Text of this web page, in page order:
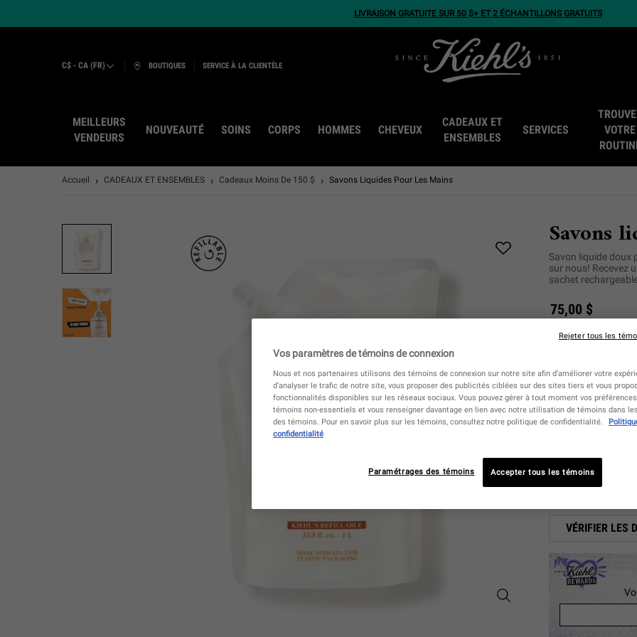
LIVRAISON GRATUITE SUR 50 $+ ET 2 ÉCHANTILLONS GRATUITS
C$ - CA (FR) BOUTIQUES SERVICE À LA CLIENTÈLE
MEILLEURS
VENDEURS
NOUVEAUTÉ SOINS CORPS HOMMES CHEVEUX
CADEAUX ET
ENSEMBLES
SERVICES
VOTRE
Accueil CADEAUX ET ENSEMBLES Cadeaux Moins De 150 $ Savons Liquides Pour Les Mains
Savons
Savon liquide doux
sur nous! Recevez
sachet
75,00 $
Savons liquides pour les mains -
Selected
Grapefruit
, 1 of 1
200
,
Quantité
VÉRIFIER LES
Vos paramètres de témoins de connexion
Nous et nos partenaires utilisons des témoins de connexion sur notre site afin d’améliorer votre
d’analyser le trafic de notre site, vous proposer des publicités ciblées sur des sites tiers et vous
fonctionnalités disponibles sur les réseaux sociaux. Vous pouvez gérer à tout moment vos
témoins non-essentiels et vous renseigner davantage en lien avec notre utilisation de témoins dans
des témoins. Pour en savoir plus sur les témoins, consultez notre politique de confidentialité.
confidentialité
Accepter tous les témoins
Paramétrages des témoins
Rejeter tous les